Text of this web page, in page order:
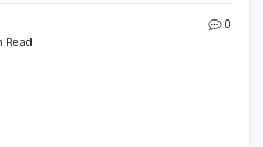
Read
0